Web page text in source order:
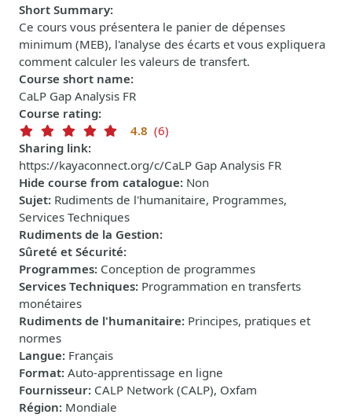
Short Summary:
Ce cours vous présentera le panier de dépenses
minimum (MEB), l'analyse des écarts et vous expliquera
comment calculer les valeurs de transfert.
Course short name:
CaLP Gap Analysis FR
Course rating:
4.8 (6)
Sharing link:
https://kayaconnect.org/c/CaLP Gap Analysis FR
Hide course from catalogue: Non
Sujet: Rudiments de l'humanitaire, Programmes,
Services Techniques
Rudiments de la Gestion:
Sûreté et Sécurité:
Programmes: Conception de programmes
Services Techniques: Programmation en transferts
monétaires
Rudiments de l'humanitaire: Principes, pratiques et
normes
Langue: Français
Format: Auto-apprentissage en ligne
Fournisseur: CALP Network (CALP), Oxfam
Région: Mondiale